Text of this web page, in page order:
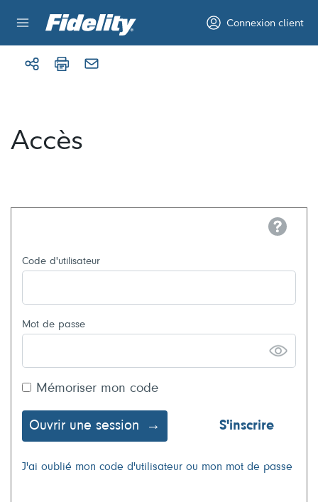
Connexion client
Accès
Help
Code d'utilisateur
Mot de passe
Mémoriser mon code
Ouvrir une session S'inscrire
J'ai oublié mon code d'utilisateur ou mon mot de passe